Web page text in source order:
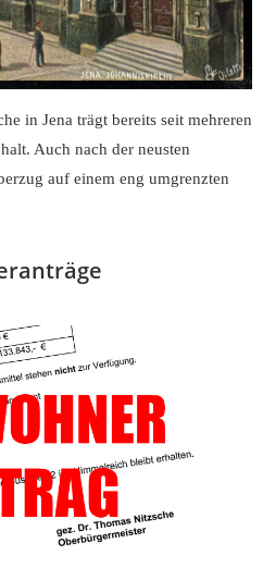
in Jena trägt bereits seit mehreren
Auch nach der neusten
auf einem eng umgrenzten